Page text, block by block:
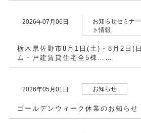
2026年07月06日
お知らせセミナ
ト情報
栃木県佐野市8月1日(土)・8月2日(
ム・戸建賃貸住宅全5棟……
2026年05月01日 お知らせ
ゴールデンウィーク休業のお知らせ